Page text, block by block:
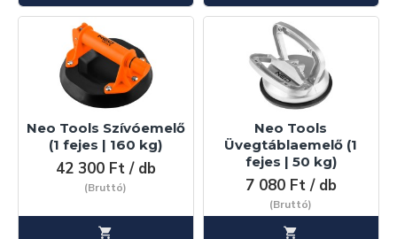
Neo Tools Szívóemelő
(1 fejes | 160 kg)
42 300 Ft / db
(Bruttó)
Neo Tools
Üvegtáblaemelő (1
fejes | 50 kg)
7 080 Ft / db
(Bruttó)